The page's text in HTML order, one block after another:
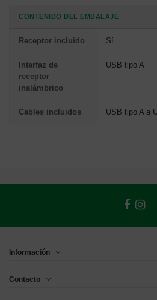
CONTENIDO DEL EMBALAJE
Receptor incluido Sí
Interfaz de
receptor
inalámbrico
USB tipo A
Cables incluidos USB tipo A a
Información
Contacto